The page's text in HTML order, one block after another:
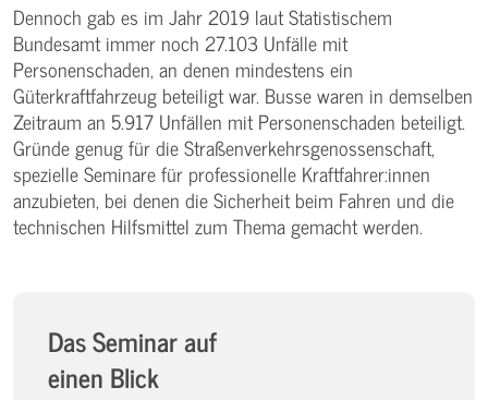
Dennoch gab es im Jahr 2019 laut Statistischem
Bundesamt immer noch 27.103 Unfälle mit
Personenschaden, an denen mindestens ein
Güterkraftfahrzeug beteiligt war. Busse waren in demselben
Zeitraum an 5.917 Unfällen mit Personenschaden beteiligt.
Gründe genug für die Straßenverkehrsgenossenschaft,
spezielle Seminare für professionelle Kraftfahrer:innen
anzubieten, bei denen die Sicherheit beim Fahren und die
technischen Hilfsmittel zum Thema gemacht werden.
Das Seminar auf
einen Blick